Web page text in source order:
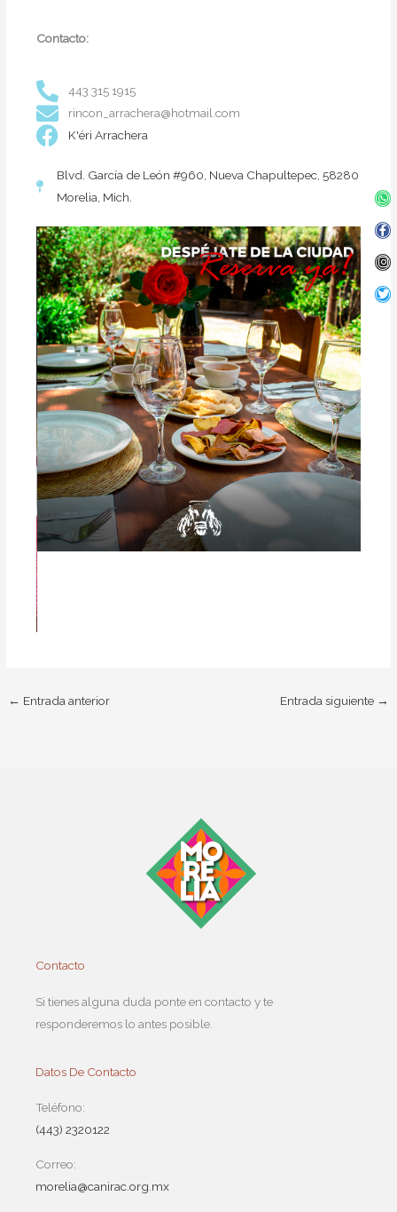
Contacto:
443 315 1915
rincon_arrachera@hotmail.com
K'éri Arrachera
Blvd. García de León #960, Nueva Chapultepec, 58280
Morelia, Mich.
← Entrada anterior Entrada siguiente →
Contacto
Si tienes alguna duda ponte en contacto y te
responderemos lo antes posible.
Datos De Contacto
Teléfono:
(443) 2320122
Correo:
morelia@canirac.org.mx
f